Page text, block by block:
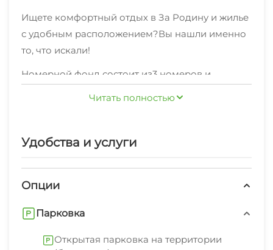
Ищете комфортный отдых в За Родину и жилье
с удобным расположением?Вы нашли именно
то, что искали!
Номерной фонд состоит из3 номеров и
продуктовый магазин.
Предоставляем стабильное WI-FI соединение.
К услугам отдыхающих: сейф, стиральная
машина, гладильные принадлежности, зеленый
сотрудники с радостью предоставят вам
Читать полностью
Удобства и услуги
Опции
Парковка
Открытая парковка на территории